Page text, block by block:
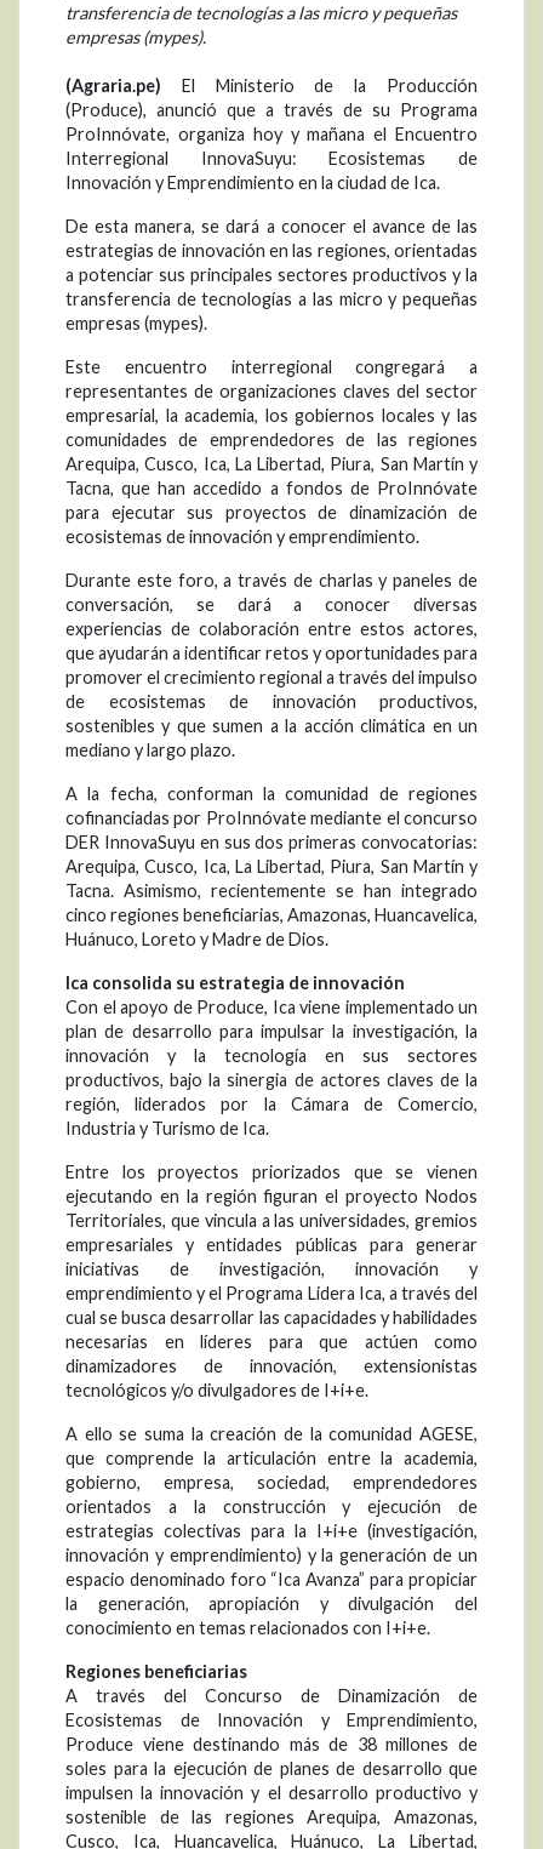
transferencia de tecnologías a las micro y pequeñas
empresas (mypes).
(Agraria.pe) El Ministerio de la Producción
(Produce), anunció que a través de su Programa
ProInnóvate, organiza hoy y mañana el Encuentro
Interregional InnovaSuyu: Ecosistemas de
Innovación y Emprendimiento en la ciudad de Ica.
De esta manera, se dará a conocer el avance de las
estrategias de innovación en las regiones, orientadas
a potenciar sus principales sectores productivos y la
transferencia de tecnologías a las micro y pequeñas
empresas (mypes).
Este encuentro interregional congregará a
representantes de organizaciones claves del sector
empresarial, la academia, los gobiernos locales y las
comunidades de emprendedores de las regiones
Arequipa, Cusco, Ica, La Libertad, Piura, San Martín y
Tacna, que han accedido a fondos de ProInnóvate
para ejecutar sus proyectos de dinamización de
ecosistemas de innovación y emprendimiento.
Durante este foro, a través de charlas y paneles de
conversación, se dará a conocer diversas
experiencias de colaboración entre estos actores,
que ayudarán a identificar retos y oportunidades para
promover el crecimiento regional a través del impulso
de ecosistemas de innovación productivos,
sostenibles y que sumen a la acción climática en un
mediano y largo plazo.
A la fecha, conforman la comunidad de regiones
cofinanciadas por ProInnóvate mediante el concurso
DER InnovaSuyu en sus dos primeras convocatorias:
Arequipa, Cusco, Ica, La Libertad, Piura, San Martín y
Tacna. Asimismo, recientemente se han integrado
cinco regiones beneficiarias, Amazonas, Huancavelica,
Huánuco, Loreto y Madre de Dios.
Ica consolida su estrategia de innovación
Con el apoyo de Produce, Ica viene implementado un
plan de desarrollo para impulsar la investigación, la
innovación y la tecnología en sus sectores
productivos, bajo la sinergia de actores claves de la
región, liderados por la Cámara de Comercio,
Industria y Turismo de Ica.
Entre los proyectos priorizados que se vienen
ejecutando en la región figuran el proyecto Nodos
Territoriales, que vincula a las universidades, gremios
empresariales y entidades públicas para generar
iniciativas de investigación, innovación y
emprendimiento y el Programa Lidera Ica, a través del
cual se busca desarrollar las capacidades y habilidades
necesarias en líderes para que actúen como
dinamizadores de innovación, extensionistas
tecnológicos y/o divulgadores de I+i+e.
A ello se suma la creación de la comunidad AGESE,
que comprende la articulación entre la academia,
gobierno, empresa, sociedad, emprendedores
orientados a la construcción y ejecución de
estrategias colectivas para la I+i+e (investigación,
innovación y emprendimiento) y la generación de un
espacio denominado foro “Ica Avanza” para propiciar
la generación, apropiación y divulgación del
conocimiento en temas relacionados con I+i+e.
Regiones beneficiarias
A través del Concurso de Dinamización de
Ecosistemas de Innovación y Emprendimiento,
Produce viene destinando más de 38 millones de
soles para la ejecución de planes de desarrollo que
impulsen la innovación y el desarrollo productivo y
sostenible de las regiones Arequipa, Amazonas,
Cusco, Ica, Huancavelica, Huánuco, La Libertad,